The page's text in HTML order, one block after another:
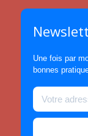
Une fois par
bonnes